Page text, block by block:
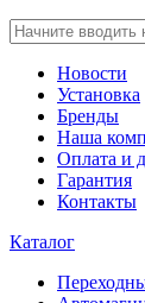
Новости
Установка
Бренды
Наша
Оплата и
Гарантия
Контакты
Каталог